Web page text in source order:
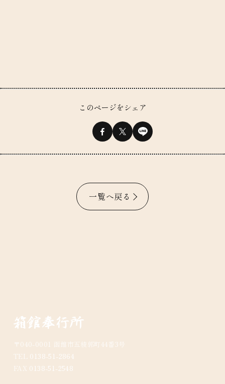
このページをシェア
一覧へ戻る
〒040-0001 函館市五稜郭町44番3号
TEL 0138-51-2864
FAX 0138-51-2548